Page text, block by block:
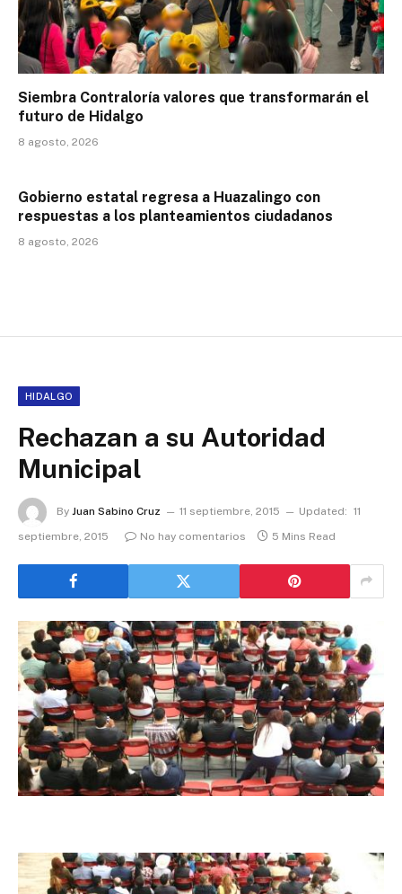
Siembra Contraloría valores que transformarán el
futuro de Hidalgo
8 agosto, 2026
Gobierno estatal regresa a Huazalingo con
respuestas a los planteamientos ciudadanos
8 agosto, 2026
HIDALGO
Rechazan a su Autoridad
Municipal
By Juan Sabino Cruz 11 septiembre, 2015 Updated: 11
septiembre, 2015
No hay comentarios 5 Mins Read